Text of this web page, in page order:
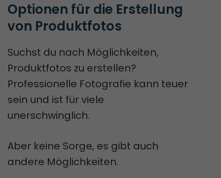
Optionen für die Erstellung
von Produktfotos
Suchst du nach Möglichkeiten,
Produktfotos zu erstellen?
Professionelle Fotografie kann teuer
sein und ist für viele
unerschwinglich.
Aber keine Sorge, es gibt auch
andere Möglichkeiten.